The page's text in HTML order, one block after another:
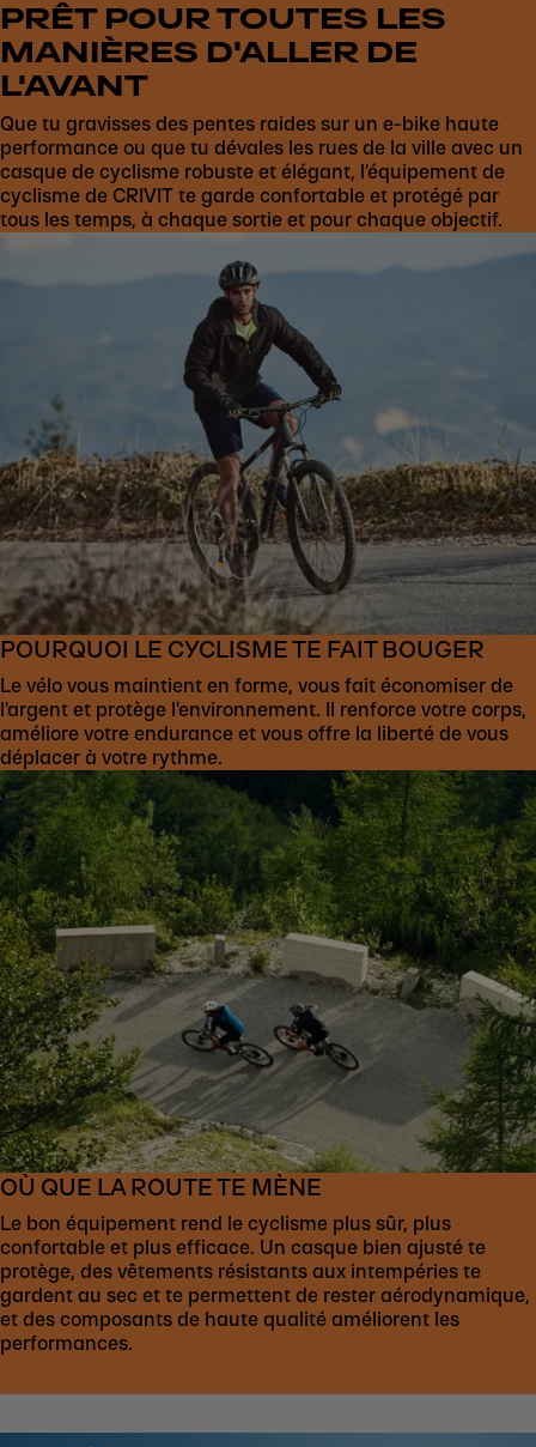
PRÊT POUR TOUTES LES
MANIÈRES D'ALLER DE
L'AVANT
Que tu gravisses des pentes raides sur un e-bike haute
performance ou que tu dévales les rues de la ville avec un
casque de cyclisme robuste et élégant, l'équipement de
cyclisme de CRIVIT te garde confortable et protégé par
tous les temps, à chaque sortie et pour chaque objectif.
POURQUOI LE CYCLISME TE FAIT BOUGER
Le vélo vous maintient en forme, vous fait économiser de
l'argent et protège l'environnement. Il renforce votre corps,
améliore votre endurance et vous offre la liberté de vous
déplacer à votre rythme.
OÙ QUE LA ROUTE TE MÈNE
Le bon équipement rend le cyclisme plus sûr, plus
confortable et plus efficace. Un casque bien ajusté te
protège, des vêtements résistants aux intempéries te
gardent au sec et te permettent de rester aérodynamique,
et des composants de haute qualité améliorent les
performances.